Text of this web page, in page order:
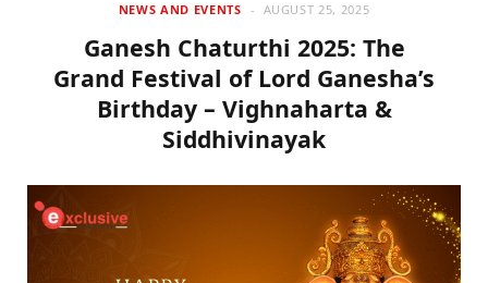
NEWS AND EVENTS AUGUST 25, 2025
Ganesh Chaturthi 2025: The
Grand Festival of Lord Ganesha’s
Birthday – Vighnaharta &
Siddhivinayak